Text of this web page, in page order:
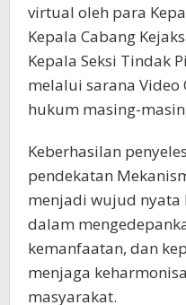
virtual oleh para
Kepala Cabang
Kepala Seksi Tindak
melalui sarana Video
hukum masing-
Keberhasilan
pendekatan
menjadi wujud nyata
dalam
kemanfaatan, dan
menjaga
masyarakat.